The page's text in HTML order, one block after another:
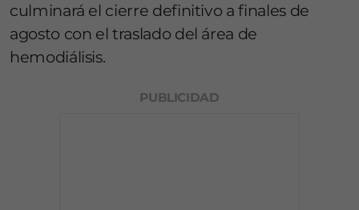
culminará el cierre definitivo a finales de
agosto con el traslado del área de
hemodiálisis.
PUBLICIDAD